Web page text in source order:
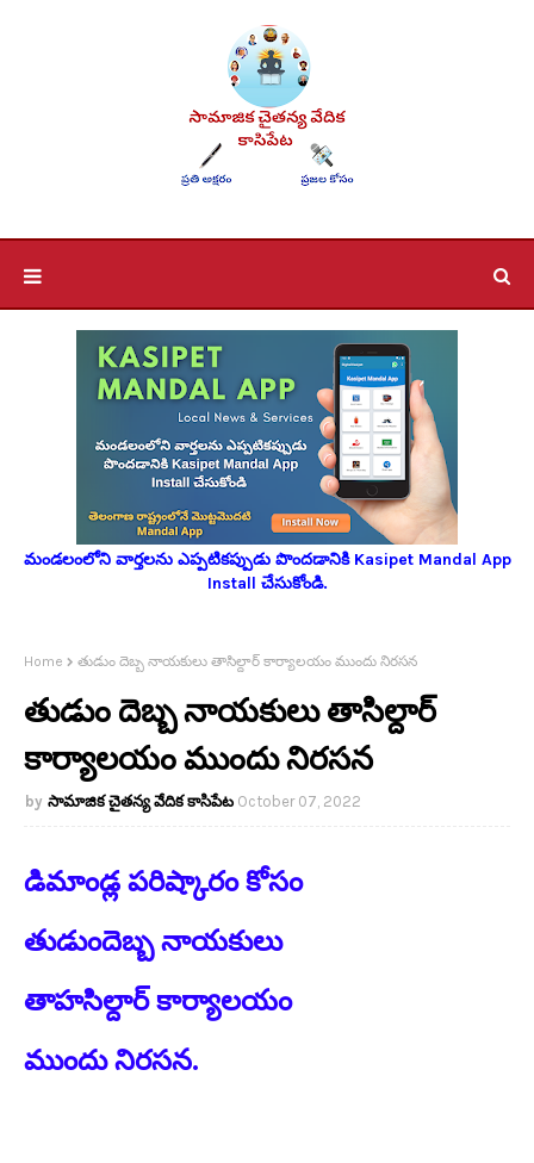
మండలంలోని వార్తలను ఎప్పటికప్పుడు పొందడానికి Kasipet Mandal App
Install చేసుకోండి.
Home తుడుం దెబ్బ నాయకులు తాసిల్దార్ కార్యాలయం ముందు నిరసన
తుడుం దెబ్బ నాయకులు తాసిల్దార్
కార్యాలయం ముందు నిరసన
సామాజిక చైతన్య వేదిక కాసిపేట October 07, 2022
డిమాండ్ల పరిష్కారం కోసం
తుడుందెబ్బ నాయకులు
తాహసిల్దార్ కార్యాలయం
ముందు నిరసన.